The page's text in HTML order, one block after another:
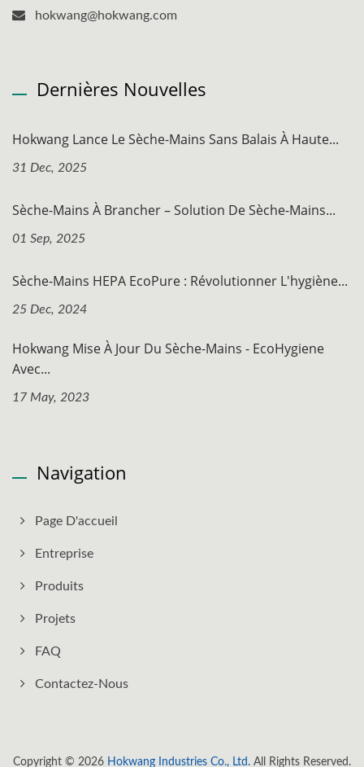
hokwang@hokwang.com
Dernières Nouvelles
Hokwang Lance Le Sèche-Mains Sans Balais À Haute...
31 Dec, 2025
Sèche-Mains À Brancher – Solution De Sèche-Mains...
01 Sep, 2025
Sèche-Mains HEPA EcoPure : Révolutionner L'hygiène...
25 Dec, 2024
Hokwang Mise À Jour Du Sèche-Mains - EcoHygiene
Avec...
17 May, 2023
Navigation
Page D'accueil
Entreprise
Produits
Projets
FAQ
Contactez-Nous
Copyright © 2026 Hokwang Industries Co., Ltd. All Rights Reserved.